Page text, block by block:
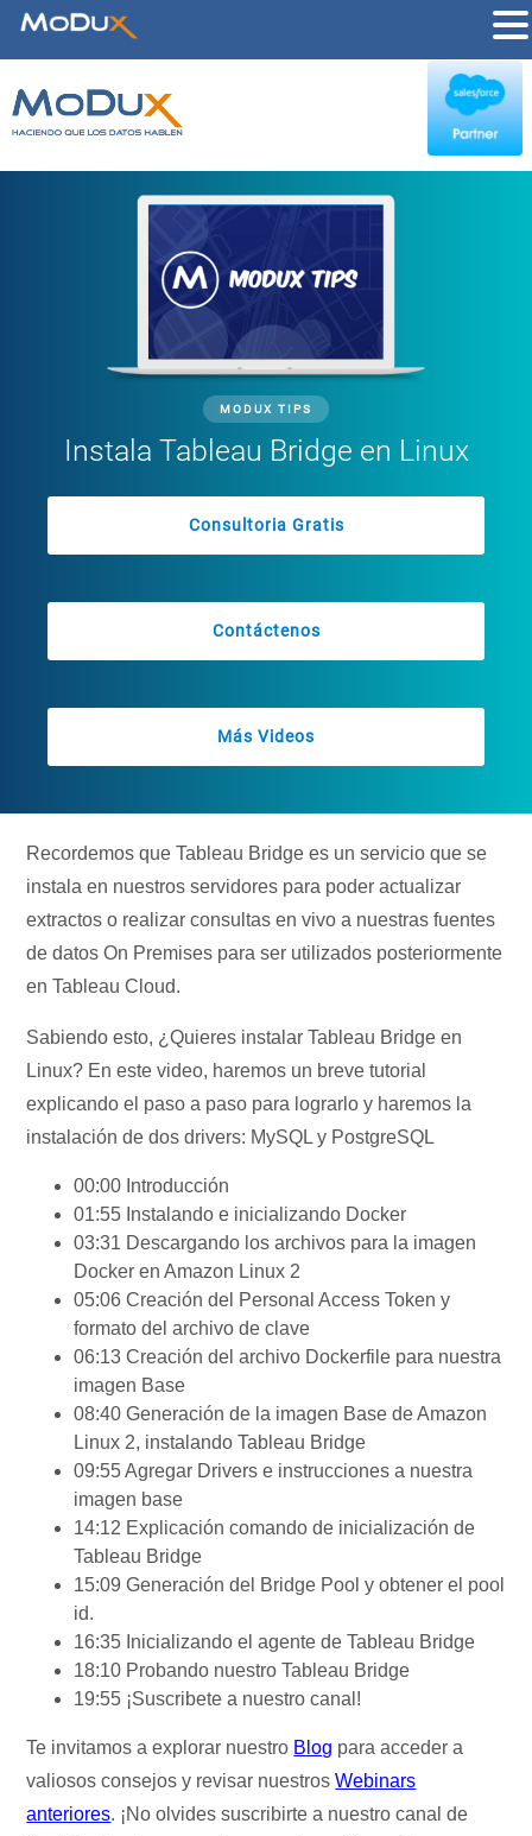
MODUX TIPS
Instala Tableau Bridge en Linux
Consultoria Gratis
Contáctenos
Más Videos
Recordemos que Tableau Bridge es un servicio que se
instala en nuestros servidores para poder actualizar
extractos o realizar consultas en vivo a nuestras fuentes
de datos On Premises para ser utilizados posteriormente
en Tableau Cloud.
Sabiendo esto, ¿Quieres instalar Tableau Bridge en
Linux? En este video, haremos un breve tutorial
explicando el paso a paso para lograrlo y haremos la
instalación de dos drivers: MySQL y PostgreSQL
00:00 Introducción
01:55 Instalando e inicializando Docker
03:31 Descargando los archivos para la imagen
Docker en Amazon Linux 2
05:06 Creación del Personal Access Token y
formato del archivo de clave
06:13 Creación del archivo Dockerfile para nuestra
imagen Base
08:40 Generación de la imagen Base de Amazon
Linux 2, instalando Tableau Bridge
09:55 Agregar Drivers e instrucciones a nuestra
imagen base
14:12 Explicación comando de inicialización de
Tableau Bridge
15:09 Generación del Bridge Pool y obtener el pool
id.
16:35 Inicializando el agente de Tableau Bridge
18:10 Probando nuestro Tableau Bridge
19:55 ¡Suscribete a nuestro canal!
Te invitamos a explorar nuestro Blog para acceder a
valiosos consejos y revisar nuestrosWebinars
anteriores. ¡No olvides suscribirte a nuestro canal de